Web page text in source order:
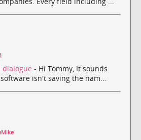
dialogue - Hi Tommy, It sounds
isn't saving the nam...